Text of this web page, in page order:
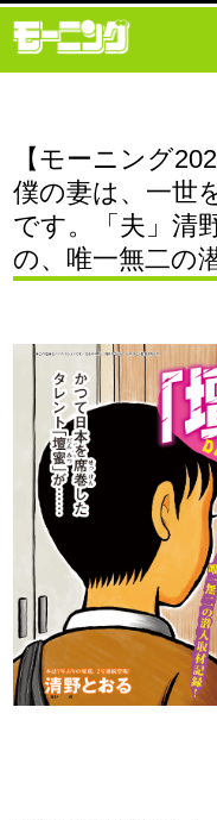
【モーニング
僕の妻は、一世
です。「夫」清
の、唯一無二の